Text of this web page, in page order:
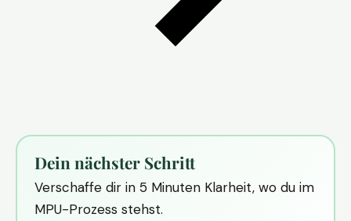
Dein nächster Schritt
Verschaffe dir in 5 Minuten Klarheit, wo du im
MPU-Prozess stehst.